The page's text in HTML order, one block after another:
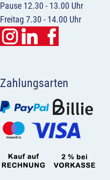
Pause 12.30 - 13.00 Uhr
Freitag 7.30 - 14.00 Uhr
Zahlungsarten